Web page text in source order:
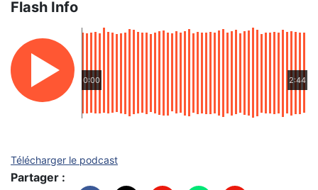
Flash Info
0:00 2:44
Télécharger le podcast
Partager :